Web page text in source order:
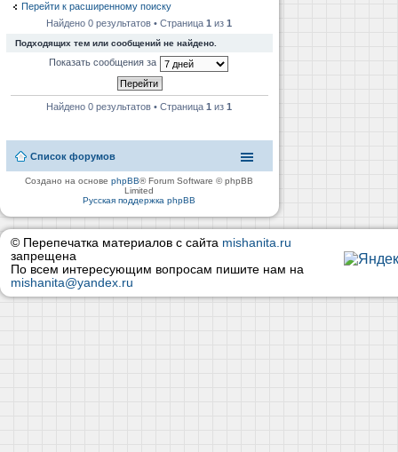
Перейти к расширенному поиску
Найдено 0 результатов • Страница1 из1
Подходящих тем или сообщений не найдено.
Показать сообщения за
Найдено 0 результатов • Страница1 из1
Список форумов
Создано на основеphpBB® Forum Software © phpBB
Limited
Русская поддержка phpBB
© Перепечатка материалов с сайта mishanita.ru
запрещена
По всем интересующим вопросам пишите нам на
mishanita@yandex.ru